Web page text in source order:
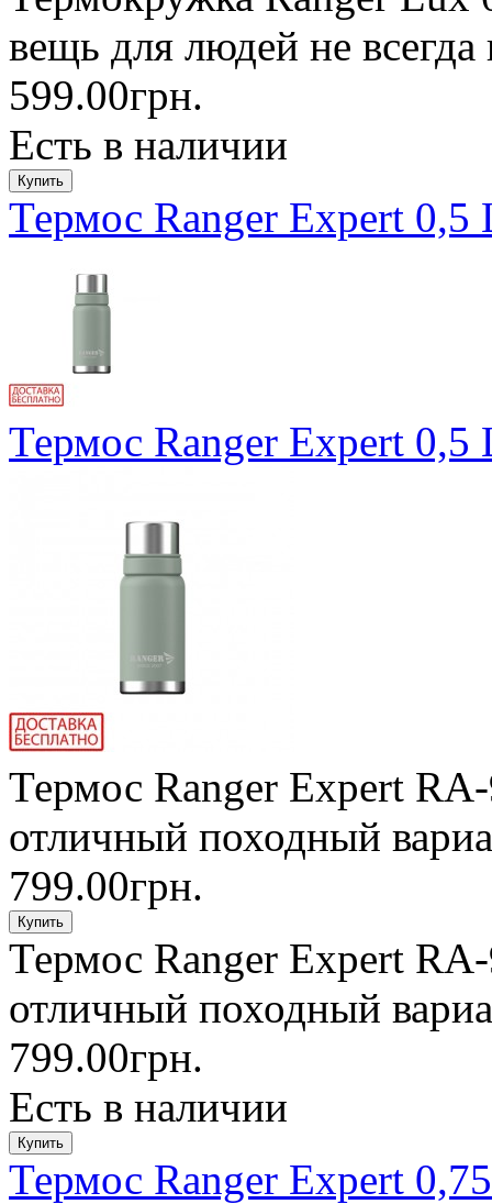
вещь для людей не
599.00грн.
Есть в наличии
Термос Ranger Expert 0,5
Термос Ranger Expert 0,5
Термос Ranger Expert
отличный походный
799.00грн.
Термос Ranger Expert
отличный походный
799.00грн.
Есть в наличии
Термос Ranger Expert